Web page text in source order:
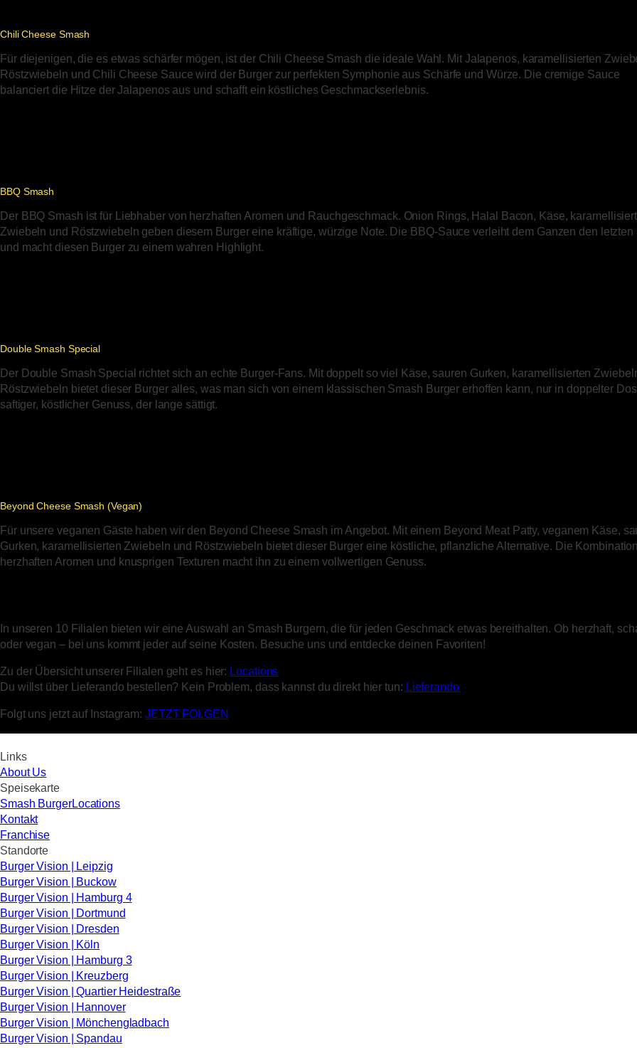
Chili Cheese Smash
Für diejenigen, die es etwas schärfer mögen, ist der Chili Cheese Smash die ideale Wahl. Mit Jalapenos, karamellisierten
Röstzwiebeln und Chili Cheese Sauce wird der Burger zur perfekten Symphonie aus Schärfe und Würze. Die cremige Sauce
balanciert die Hitze der Jalapenos aus und schafft ein köstliches Geschmackserlebnis.
BBQ Smash
Der BBQ Smash ist für Liebhaber von herzhaften Aromen und Rauchgeschmack. Onion Rings, Halal Bacon, Käse,
Zwiebeln und Röstzwiebeln geben diesem Burger eine kräftige, würzige Note. Die BBQ-Sauce verleiht dem Ganzen den letzten
und macht diesen Burger zu einem wahren Highlight.
Double Smash Special
Der Double Smash Special richtet sich an echte Burger-Fans. Mit doppelt so viel Käse, sauren Gurken, karamellisierten
Röstzwiebeln bietet dieser Burger alles, was man sich von einem klassischen Smash Burger erhoffen kann, nur in doppelter
saftiger, köstlicher Genuss, der lange sättigt.
Beyond Cheese Smash (Vegan)
Für unsere veganen Gäste haben wir den Beyond Cheese Smash im Angebot. Mit einem Beyond Meat Patty, veganem Käse,
Gurken, karamellisierten Zwiebeln und Röstzwiebeln bietet dieser Burger eine köstliche, pflanzliche Alternative. Die
herzhaften Aromen und knusprigen Texturen macht ihn zu einem vollwertigen Genuss.
In unseren 10 Filialen bieten wir eine Auswahl an Smash Burgern, die für jeden Geschmack etwas bereithalten. Ob herzhaft,
oder vegan – bei uns kommt jeder auf seine Kosten. Besuche uns und entdecke deinen Favoriten!
Zu der Übersicht unserer Filialen geht es hier: Locations
Du willst über Lieferando bestellen? Kein Problem, dass kannst du direkt hier tun: Lieferando
Folgt uns jetzt auf Instagram: JETZT FOLGEN
Links
About Us
Speisekarte
Smash BurgerLocations
Kontakt
Franchise
Standorte
Burger Vision | Leipzig
Burger Vision | Buckow
Burger Vision | Hamburg 4
Burger Vision | Dortmund
Burger Vision | Dresden
Burger Vision | Köln
Burger Vision | Hamburg 3
Burger Vision | Kreuzberg
Burger Vision | Quartier Heidestraße
Burger Vision | Hannover
Burger Vision | Mönchengladbach
Burger Vision | Spandau